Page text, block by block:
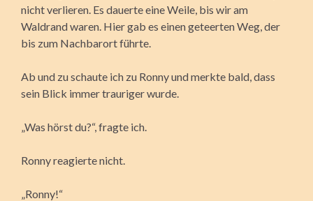
nicht verlieren. Es dauerte eine Weile, bis wir am
Waldrand waren. Hier gab es einen geteerten Weg, der
bis zum Nachbarort führte.
Ab und zu schaute ich zu Ronny und merkte bald, dass
sein Blick immer trauriger wurde.
„Was hörst du?“, fragte ich.
Ronny reagierte nicht.
„Ronny!“